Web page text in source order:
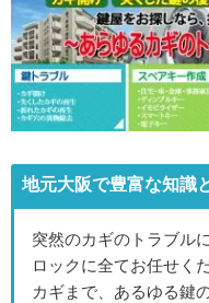
地元大阪で豊富な知識
突然のカギのトラブル
ロックに全てお任せく
カギまで、あるゆる鍵